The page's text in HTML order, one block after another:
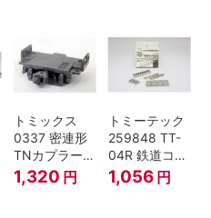
トミックス
0337 密連形
TNカプラー
(6個入・SPタ
イプ)
1,320 円
トミーテック
259848 TT-
04R 鉄道コレ
クション
1,056 円